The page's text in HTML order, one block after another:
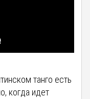
танго есть
когда идет